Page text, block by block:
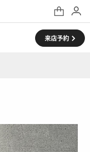
来店予約